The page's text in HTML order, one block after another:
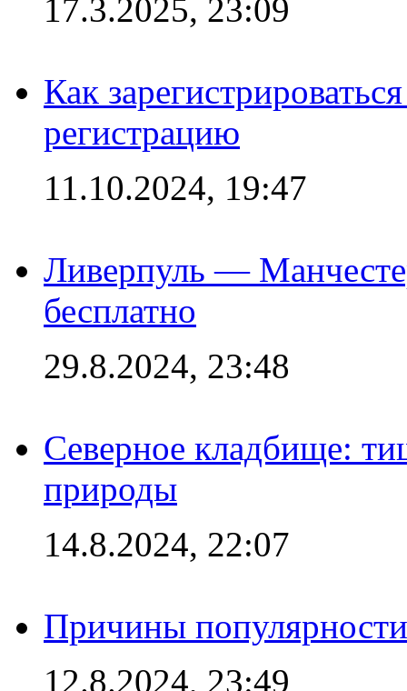
17.3.2025, 23:09
Как
регистрацию
11.10.2024, 19:47
Ливерпуль —
бесплатно
29.8.2024, 23:48
Северное кладбище:
природы
14.8.2024, 22:07
Причины
12.8.2024, 23:49